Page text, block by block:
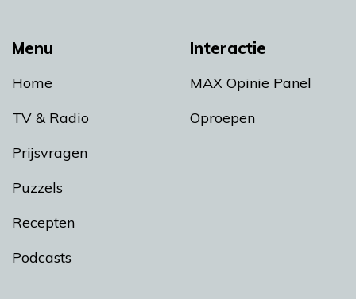
Menu
Home
TV & Radio
Prijsvragen
Puzzels
Recepten
Podcasts
Interactie
MAX Opinie Panel
Oproepen